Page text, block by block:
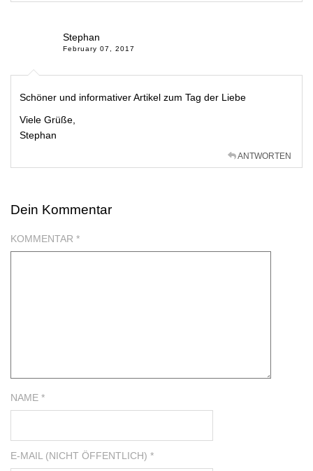
Stephan
February 07, 2017
Schöner und informativer Artikel zum Tag der Liebe
Viele Grüße,
Stephan
ANTWORTEN
Dein Kommentar
KOMMENTAR *
NAME *
E-MAIL (NICHT ÖFFENTLICH) *